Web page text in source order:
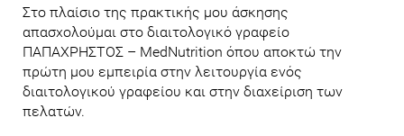
Στο πλαίσιο της πρακτικής μου άσκησης
απασχολούμαι στο διαιτολογικό γραφείο
ΠΑΠΑΧΡΗΣΤΟΣ – MedNutrition όπου αποκτώ την
πρώτη μου εμπειρία στην λειτουργία ενός
διαιτολογικού γραφείου και στην διαχείριση των
πελατών.